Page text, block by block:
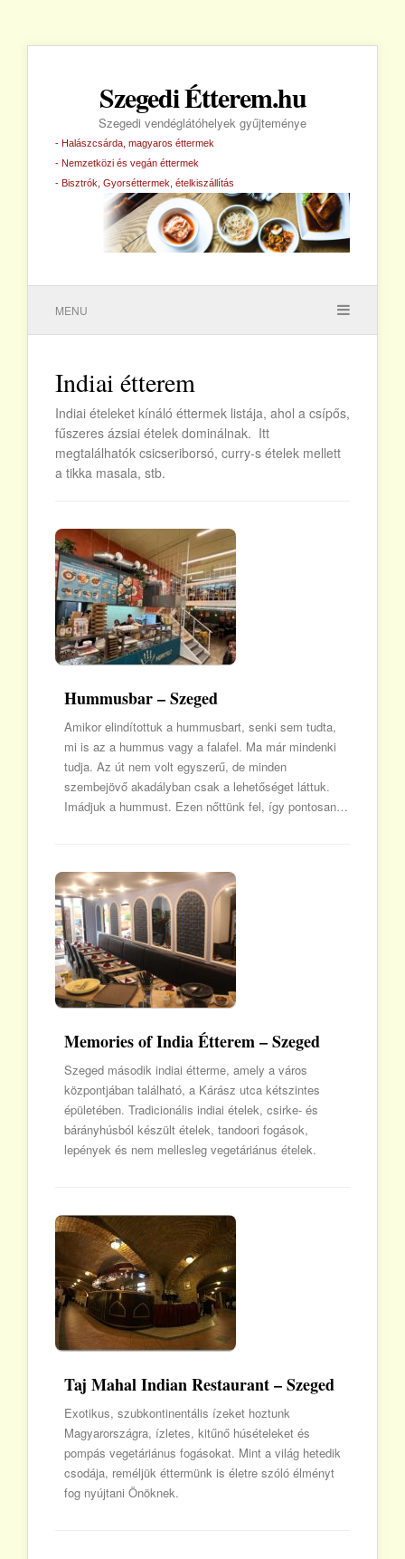
Szegedi Étterem.hu
Szegedi vendéglátóhelyek gyűjteménye
- Halászcsárda, magyaros éttermek
- Nemzetközi és vegán éttermek
- Bisztrók, Gyorséttermek, ételkiszállítás
MENU
Indiai étterem
Indiai ételeket kínáló éttermek listája, ahol a csípős,
fűszeres ázsiai ételek dominálnak. Itt
megtalálhatók csicseriborsó, curry-s ételek mellett
a tikka masala, stb.
Hummusbar – Szeged
Amikor elindítottuk a hummusbart, senki sem tudta,
mi is az a hummus vagy a falafel. Ma már mindenki
tudja. Az út nem volt egyszerű, de minden
szembejövő akadályban csak a lehetőséget láttuk.
Imádjuk a hummust. Ezen nőttünk fel, így pontosan…
Memories of India Étterem – Szeged
Szeged második indiai étterme, amely a város
központjában található, a Kárász utca kétszintes
épületében. Tradicionális indiai ételek, csirke- és
bárányhúsból készült ételek, tandoori fogások,
lepények és nem mellesleg vegetáriánus ételek.
Taj Mahal Indian Restaurant – Szeged
Exotikus, szubkontinentális ízeket hoztunk
Magyarországra, ízletes, kitűnő húsételeket és
pompás vegetáriánus fogásokat. Mint a világ hetedik
csodája, reméljük éttermünk is életre szóló élményt
fog nyújtani Önöknek.